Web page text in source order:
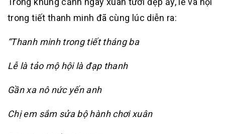
trong tiết thanh minh đã cùng lúc diễn ra:
“Thanh minh trong tiết tháng ba
Lễ là tảo mộ hội là đạp thanh
Gần xa nô nức yến anh
Chị em sắm sửa bộ hành chơi xuân